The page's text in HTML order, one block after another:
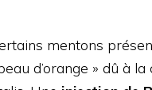
mentons
d’orange » dû à